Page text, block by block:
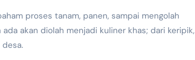
proses tanam, panen, sampai mengolah
ada akan diolah menjadi kuliner khas; dari keripik,